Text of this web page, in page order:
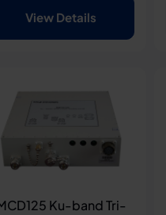
View Details
Ku-band Tri-